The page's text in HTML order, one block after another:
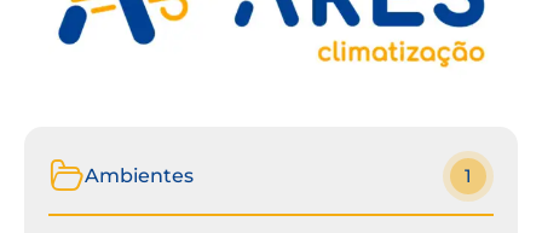
Ambientes 1